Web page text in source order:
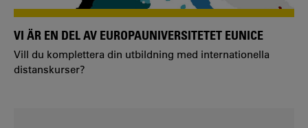
VI ÄR EN DEL AV EUROPAUNIVERSITETET EUNICE
Vill du komplettera din utbildning med internationella
distanskurser?